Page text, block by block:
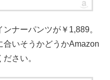
ナーパンツが￥1,889。
いそうかどうかAmazon
さい。